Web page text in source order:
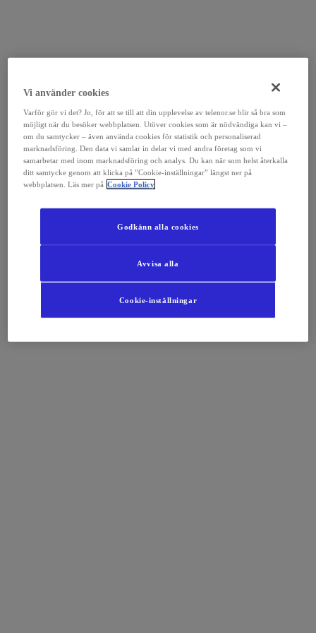
Vi använder cookies
Varför gör vi det? Jo, för att se till att din upplevelse av telenor.se blir så bra som
möjligt när du besöker webbplatsen. Utöver cookies som är nödvändiga kan vi –
om du samtycker – även använda cookies för statistik och personaliserad
marknadsföring. Den data vi samlar in delar vi med andra företag som vi
samarbetar med inom marknadsföring och analys. Du kan när som helst återkalla
ditt samtycke genom att klicka på ”Cookie-inställningar” längst ner på
webbplatsen. Läs mer på Cookie Policy
Cookie-inställningar
Avvisa alla
Godkänn alla cookies